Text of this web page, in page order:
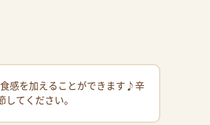
感を加えることができます♪辛
てください。